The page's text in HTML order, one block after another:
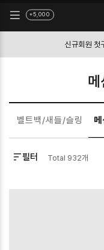
+5,000
신규회원 첫
벨트백/새들/슬링
필터 Total 932개